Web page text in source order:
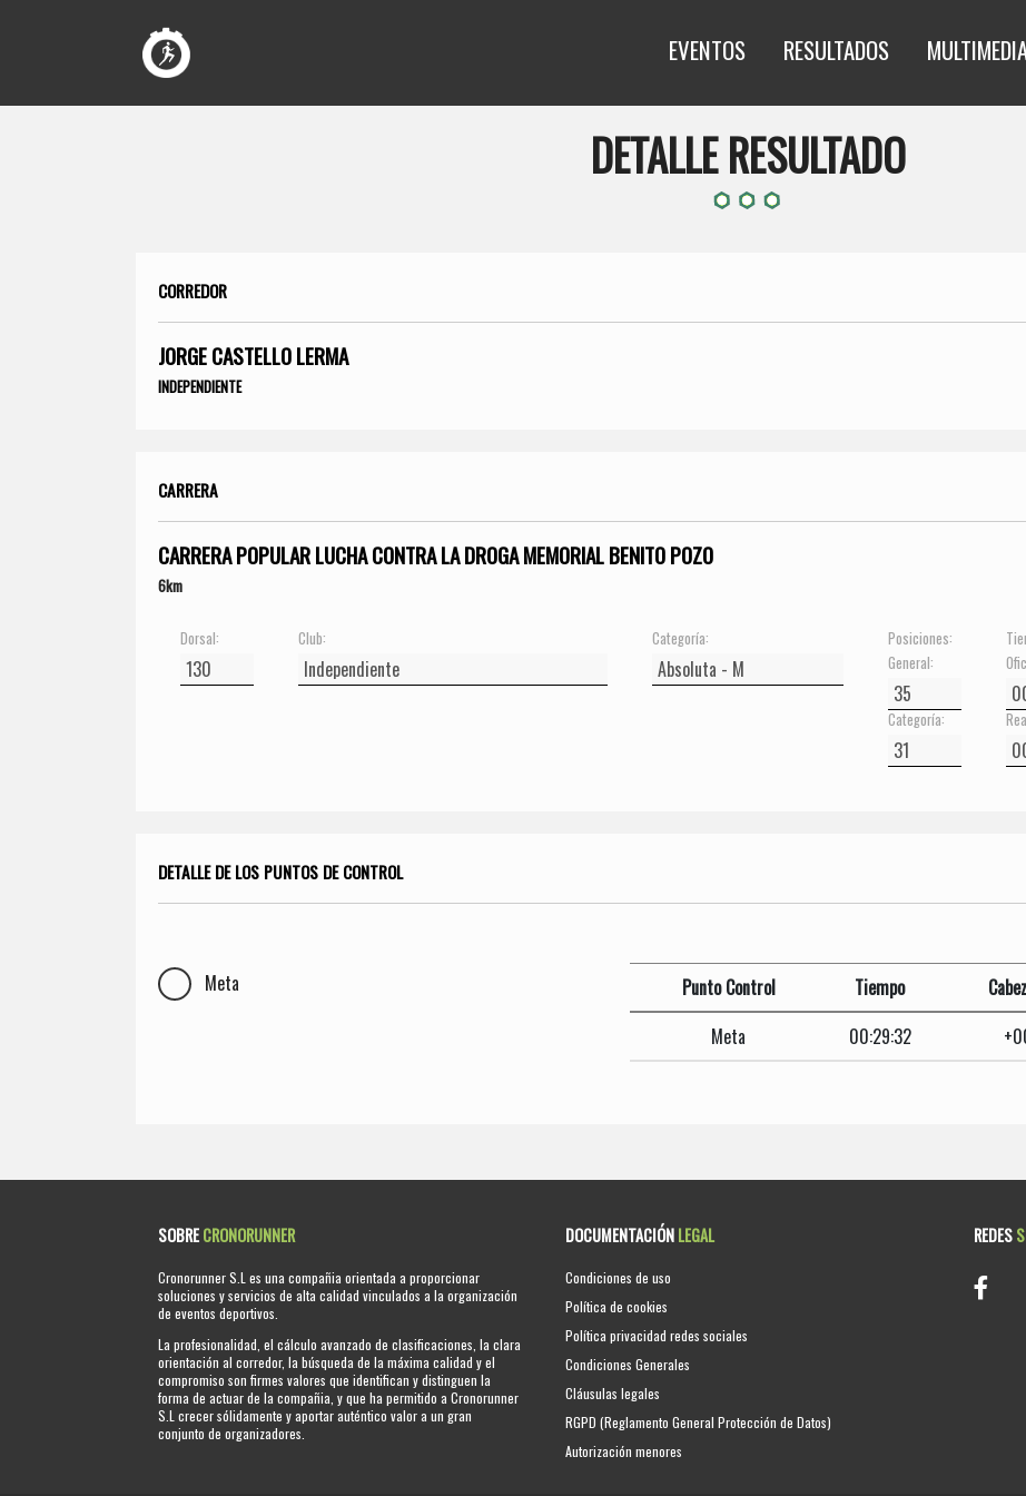
EVENTOS RESULTADOS
DETALLE RESULTADO
CORREDOR
JORGE CASTELLO LERMA
INDEPENDIENTE
CARRERA
CARRERA POPULAR LUCHA CONTRA LA DROGA MEMORIAL BENITO POZO
6km
Dorsal: Club: Categoría:
Posiciones:
General:
Categoría:
DETALLE DE LOS PUNTOS DE CONTROL
Meta Punto Control Tiempo
Meta
00:29:32
SOBRECRONORUNNER
Cronorunner S.L es una compañia orientada a proporcionar
soluciones y servicios de alta calidad vinculados a la organización
de eventos deportivos.
La profesionalidad, el cálculo avanzado de clasificaciones, la clara
orientación al corredor, la búsqueda de la máxima calidad y el
compromiso son firmes valores que identifican y distinguen la
forma de actuar de la compañia, y que ha permitido a Cronorunner
S.L crecer sólidamente y aportar auténtico valor a un gran
conjunto de organizadores.
DOCUMENTACIÓNLEGAL
Condiciones de uso
Política de cookies
Política privacidad redes sociales
Condiciones Generales
Cláusulas legales
RGPD (Reglamento General Protección de Datos)
Autorización menores
REDES